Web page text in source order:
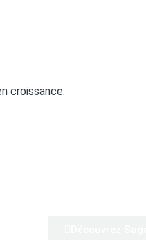
croissance.